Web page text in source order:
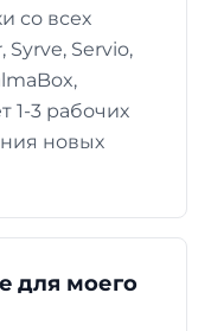
со всех
Servio,
1-3 рабочих
новых
для моего